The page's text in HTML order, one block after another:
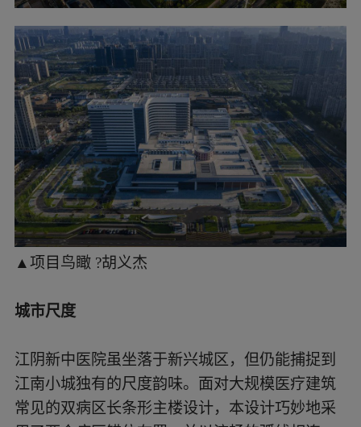
▲项目鸟瞰 ?胡义杰
城市尺度
江阴新中医院虽坐落于新兴城区，但仍能捕捉到
江南小城独有的尺度韵味。面对大规模医疗建筑
常见的双病区长条形主楼设计，本设计巧妙地采